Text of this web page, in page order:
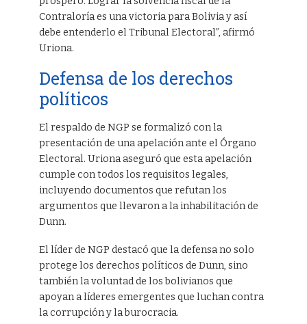
Contraloría es una victoria para Bolivia y así
debe entenderlo el Tribunal Electoral”, afirmó
Uriona.
Defensa de los derechos
políticos
El respaldo de NGP se formalizó con la
presentación de una apelación ante el Órgano
Electoral. Uriona aseguró que esta apelación
cumple con todos los requisitos legales,
incluyendo documentos que refutan los
argumentos que llevaron a la inhabilitación de
Dunn.
El líder de NGP destacó que la defensa no solo
protege los derechos políticos de Dunn, sino
también la voluntad de los bolivianos que
apoyan a líderes emergentes que luchan contra
la corrupción y la burocracia.